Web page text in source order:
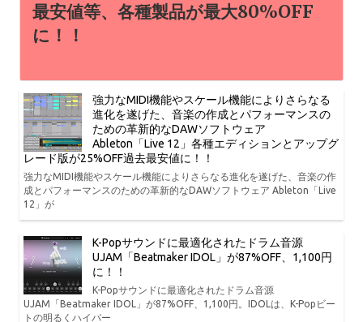
最安値等、各種製品が最大80%OFF
に！！
強力なMIDI機能やスケール機能によりさらなる
進化を遂げた、音楽の作成とパフォーマンスの
ための革新的なDAWソフトウェア
Ableton「Live 12」各種エディションとアップグ
レード版が25%OFF過去最安値に！！
強力なMIDI機能やスケール機能によりさらなる進化を遂げた、音楽の作
成とパフォーマンスのための革新的なDAWソフトウェア Ableton「Live
12」が
K-Popサウンドに最適化されたドラム音源
UJAM「Beatmaker IDOL」が87%OFF、1,100円
に！！
K-Popサウンドに最適化されたドラム音源
UJAM「Beatmaker IDOL」が87%OFF、1,100円。IDOLは、K-Popビー
トの明るくハイパー